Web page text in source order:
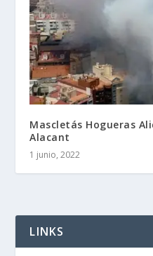
Mascletás Hogueras
Alacant
1 junio, 2022
LINKS